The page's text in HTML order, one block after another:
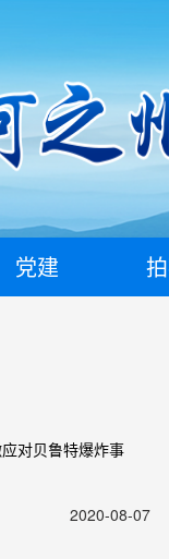
党建
对贝鲁特爆炸事
2020-08-07